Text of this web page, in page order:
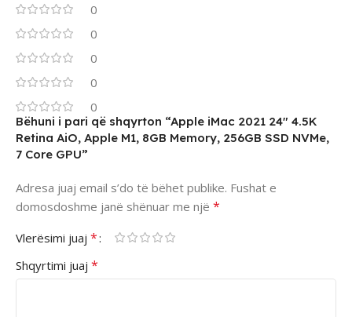
0
0
0
0
0
Bëhuni i pari që shqyrton “Apple iMac 2021 24″ 4.5K
Retina AiO, Apple M1, 8GB Memory, 256GB SSD NVMe,
7 Core GPU”
Adresa juaj email s’do të bëhet publike. Fushat e
domosdoshme janë shënuar me një *
Vlerësimi juaj *
Shqyrtimi juaj *